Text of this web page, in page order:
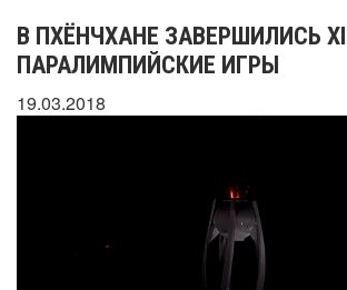
В ПХЁНЧХАНЕ ЗАВЕРШИЛИСЬ
ПАРАЛИМПИЙСКИЕ ИГРЫ
19.03.2018